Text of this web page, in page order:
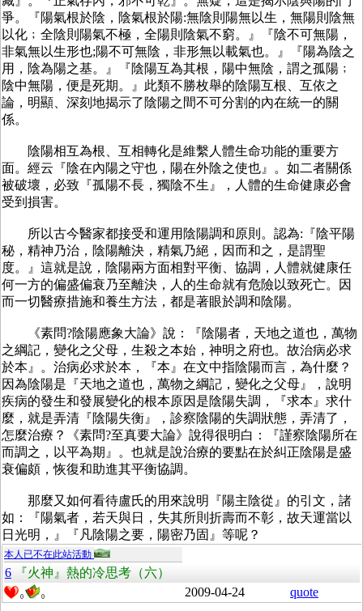
爭。『陽氣根於陰，陰氣根於陽:無陰則陽無以生，無陽則陰無
以化﹔全陰則陽氣不極，全陽則陰氣不窮。』『陰不可無陽，
非氣無以生形也;陽不可無陰，非形無以載氣也。』『陽為陰之
用，陰為陽之基。』『陰陽互為其根，陽中無陰，謂之孤陽﹔
陰中無陽，便是死期。』此類不勝枚舉的陰陽互根、互依之
論，明顯、深刻地揭示了陰陽之間不可分割的內在統一的關
係。
陰陽相互為根、互相轉化是維繫人體生命功能的重要方
面。經云『陰在內陽之守也，陽在外陰之使也』。如二者關係
被破壞，必致『孤陽不長，獨陰不生』，人體的生命健康必會
受到損害。
所以古今醫家都接受和運用陰陽調和原則。認為:『陰平陽
秘，精神乃治，陰陽離決，精氣乃絕，因而和之，是謂聖
度。』這就是說，陰陽兩方面相對平衡、協調，人體就健康任
何一方的偏盛偏衰乃至離決，人的生命就有危險以致死亡。因
而一切醫療措施和養生方法，都是著眼於調和陰陽。
《素問?陰陽應象大論》說：『陰陽者，天地之道也，萬物
之綱記，變化之父母，生殺之本始，神明之府也。故治病必求
於本』。治病必求於本，『本』在文中指陰陽而言，為什麼？
因為陰陽是『天地之道也，萬物之綱記，變化之父母』，說明
疾病的發生和發展變化的根本原因是陰陽失調，『求本』求什
麼，就是弄清『陰陽失衡』，診察陰陽的失調狀態，弄清了，
怎麼治療？《素問?至真要大論》說得很明白：『謹察陰陽所在
而調之，以平為期』。也就是說治療的要點在於糾正陰陽是盛
衰偏頗，恢復和助進其平衡協調。
那麼又如何看待盧氏的用來說明『陽主陰從』的引文，諸
如：『陽氣者，若天與日，失其所則折壽而不彰，故天運當以
日光明，』『凡陰陽之要，陽密乃固』等呢？
本人已不在此站活動
6 『火神』熱的冷思考（六）
0 0 2009-04-24 quote